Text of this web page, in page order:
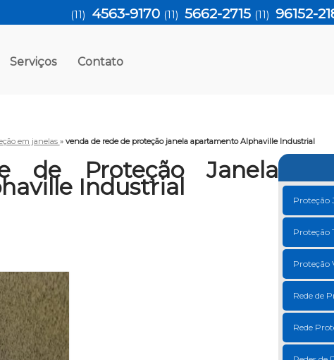
Serviços Contato
(11) 4563-9170 (11) 5662-2715 (11) 96152-
em janelas » venda de rede de proteção janela apartamento Alphaville Industrial
Proteção
Proteção
Proteção
Rede de
Rede
de Proteção Janela
Industrial